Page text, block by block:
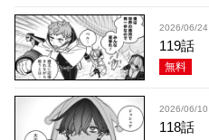
2026/06/24
119話
無料
2026/06/10
118話